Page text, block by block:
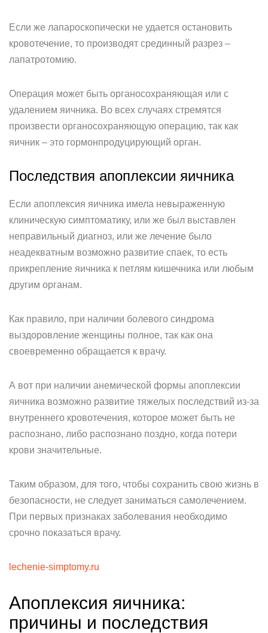
Если же лапароскопически не удается остановить
кровотечение, то производят срединный разрез –
лапатротомию.
Операция может быть органосохраняющая или с
удалением яичника. Во всех случаях стремятся
произвести органосохраняющую операцию, так как
яичник – это гормонпродуцирующий орган.
Последствия апоплексии яичника
Если апоплексия яичника имела невыраженную
клиническую симптоматику, или же был выставлен
неправильный диагноз, или же лечение было
неадекватным возможно развитие спаек, то есть
прикрепление яичника к петлям кишечника или любым
другим органам.
Как правило, при наличии болевого синдрома
выздоровление женщины полное, так как она
своевременно обращается к врачу.
А вот при наличии анемической формы апоплексии
яичника возможно развитие тяжелых последствий из-за
внутреннего кровотечения, которое может быть не
распознано, либо распознано поздно, когда потери
крови значительные.
Таким образом, для того, чтобы сохранить свою жизнь в
безопасности, не следует заниматься самолечением.
При первых признаках заболевания необходимо
срочно показаться врачу.
lechenie-simptomy.ru
Апоплексия яичника:
причины и последствия